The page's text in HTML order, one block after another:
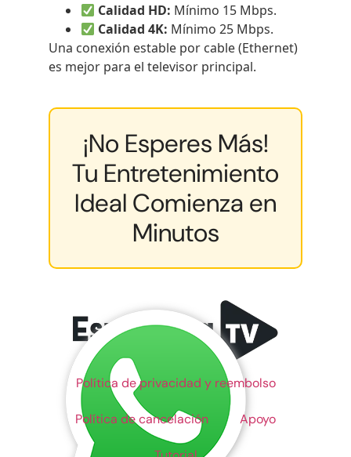
Calidad HD: Mínimo 15 Mbps.
Calidad 4K: Mínimo 25 Mbps.
Una conexión estable por cable (Ethernet)
es mejor para el televisor principal.
¡No Esperes Más!
Tu Entretenimiento
Ideal Comienza en
Minutos
Política de privacidad y reembolso
Política de cancelación Apoyo